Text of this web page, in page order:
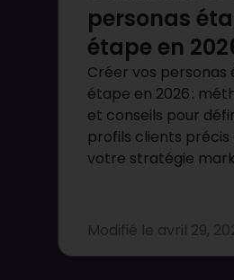
personas
étape en
Créer vos personas
étape en 2026 :
et conseils pour
profils clients
votre stratégie
Modifié le avril 29,